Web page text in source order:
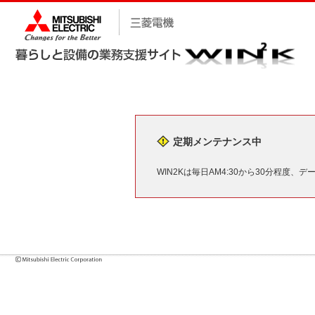
定期メンテナンス中
WIN2Kは毎日AM4:30から30分程度、デ